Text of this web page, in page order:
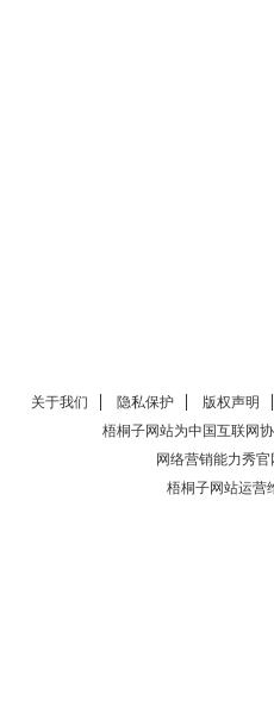
关于我们 隐私保护
版权声明
梧桐子网站为中国互联网
网络营销能力秀官
梧桐子网站运营